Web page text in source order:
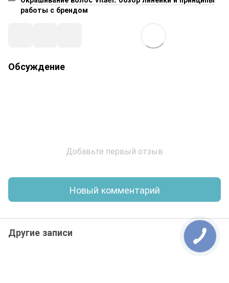
работы с брендом
Обсуждение
Добавьте первый отзыв
Новый комментарий
Другие записи